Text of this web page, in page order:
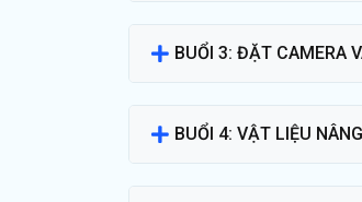
BUỔI 3: ĐẶT CAMERA
BUỔI 4: VẬT LIỆU